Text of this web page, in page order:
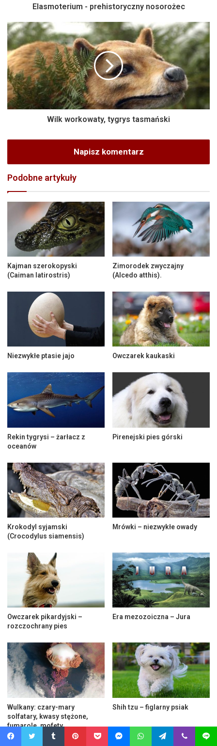
Elasmoterium - prehistoryczny nosorożec
Wilk workowaty, tygrys tasmański
Napisz komentarz
Podobne artykuły
Kajman szerokopyski
(Caiman latirostris)
Zimorodek zwyczajny
(Alcedo atthis).
Niezwykłe ptasie jajo Owczarek kaukaski
Rekin tygrysi – żarłacz z
oceanów
Pirenejski pies górski
Krokodyl syjamski
(Crocodylus siamensis)
Mrówki – niezwykłe owady
Owczarek pikardyjski –
rozczochrany pies
Era mezozoiczna – Jura
Wulkany: czary-mary
solfatary, kwasy stężone,
fumarole, mofety
Shih tzu – figlarny psiak